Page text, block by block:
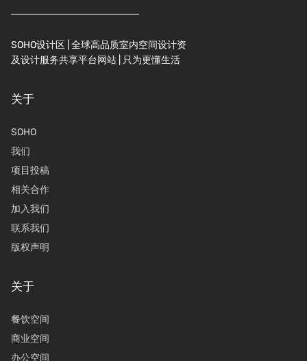
SOHO设计区 | 全球高品质室内空间设计资
及设计服务共享平台网站 | 只为更懂生活
关于
SOHO
我们
项目投稿
相关合作
加入我们
联系我们
版权声明
关于
餐饮空间
商业空间
办公空间